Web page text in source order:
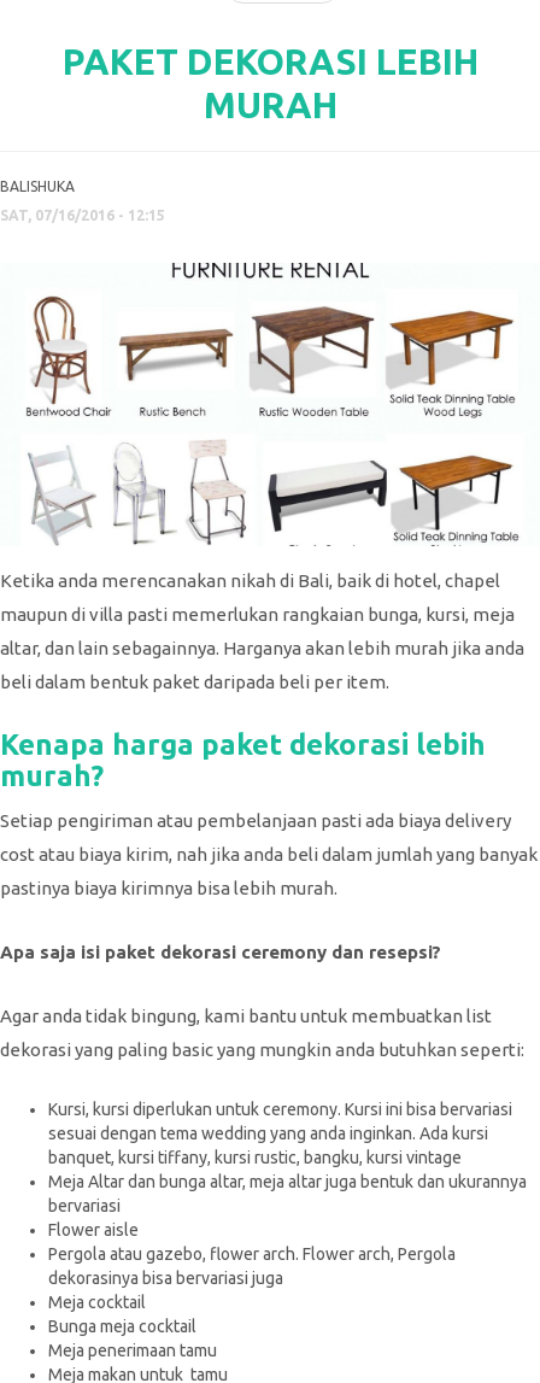
PAKET DEKORASI LEBIH
MURAH
BALISHUKA
SAT, 07/16/2016 - 12:15
Ketika anda merencanakan nikah di Bali, baik di hotel, chapel
maupun di villa pasti memerlukan rangkaian bunga, kursi, meja
altar, dan lain sebagainnya. Harganya akan lebih murah jika anda
beli dalam bentuk paket daripada beli per item.
Kenapa harga paket dekorasi lebih
murah?
Setiap pengiriman atau pembelanjaan pasti ada biaya delivery
cost atau biaya kirim, nah jika anda beli dalam jumlah yang banyak
pastinya biaya kirimnya bisa lebih murah.
Apa saja isi paket dekorasi ceremony dan resepsi?
Agar anda tidak bingung, kami bantu untuk membuatkan list
dekorasi yang paling basic yang mungkin anda butuhkan seperti:
Kursi, kursi diperlukan untuk ceremony. Kursi ini bisa bervariasi
sesuai dengan tema wedding yang anda inginkan. Ada kursi
banquet, kursi tiffany, kursi rustic, bangku, kursi vintage
Meja Altar dan bunga altar, meja altar juga bentuk dan ukurannya
bervariasi
Flower aisle
Pergola atau gazebo, flower arch. Flower arch, Pergola
dekorasinya bisa bervariasi juga
Meja cocktail
Bunga meja cocktail
Meja penerimaan tamu
Meja makan untuk tamu